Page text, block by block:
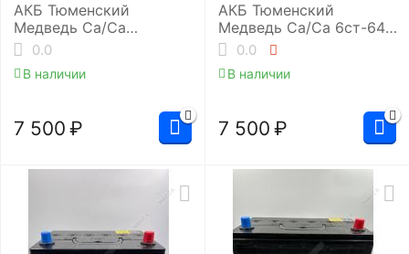
АКБ Тюменский
Медведь Ca/Ca
6ст-64.0 (L2/620EN)
0.0
В наличии
7 500 ₽
АКБ Тюменский
Медведь Ca/Ca 6ст-64.1
(L2/620EN)
0.0
В наличии
7 500 ₽